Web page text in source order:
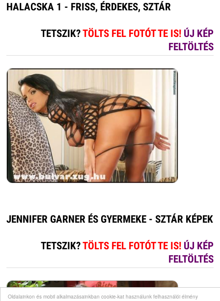
Oldalainkon és mobil alkalmazásainkban cookie-kat használunk felhasználói élmény
HALACSKA 1 - FRISS, ÉRDEKES, SZTÁR
TETSZIK?TÖLTS FEL FOTÓT TE IS! ÚJ KÉP
FELTÖLTÉS
JENNIFER GARNER ÉS GYERMEKE - SZTÁR KÉPEK
TETSZIK?TÖLTS FEL FOTÓT TE IS! ÚJ KÉP
FELTÖLTÉS